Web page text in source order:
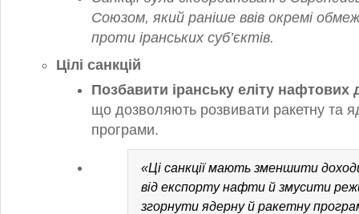
Союзом, який раніше ввів окремі
проти іранських суб’єктів.
Цілі санкцій
Позбавити іранську еліту нафтових
що дозволяють розвивати ракетну та
програми.
«Ці санкції мають зменшити
від експорту нафти й змусити
згорнути ядерну й ракетну